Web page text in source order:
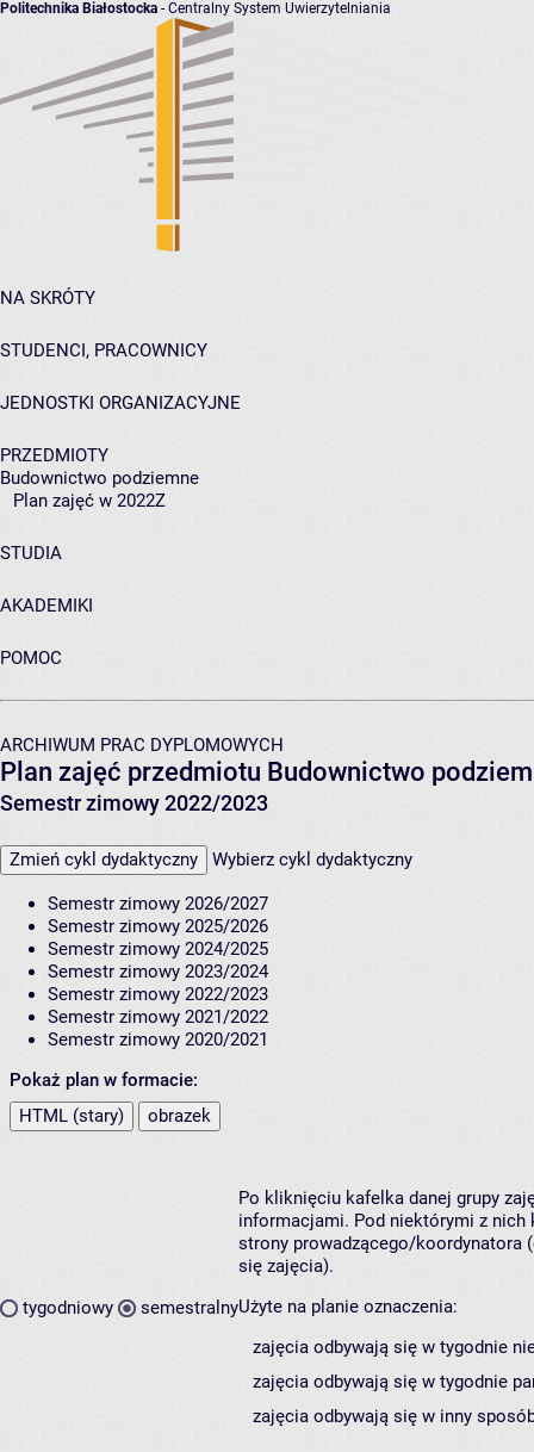
Politechnika Białostocka - Centralny System Uwierzytelniania
NA SKRÓTY
STUDENCI, PRACOWNICY
JEDNOSTKI ORGANIZACYJNE
PRZEDMIOTY
Budownictwo podziemne
Plan zajęć w 2022Z
STUDIA
AKADEMIKI
POMOC
ARCHIWUM PRAC DYPLOMOWYCH
Plan zajęć przedmiotu Budownictwo
Semestr zimowy 2022/2023
Zmień cykl dydaktyczny Wybierz cykl dydaktyczny
Semestr zimowy 2026/2027
Semestr zimowy 2025/2026
Semestr zimowy 2024/2025
Semestr zimowy 2023/2024
Semestr zimowy 2022/2023
Semestr zimowy 2021/2022
Semestr zimowy 2020/2021
Pokaż plan w formacie:
HTML (stary)
obrazek
tygodniowy semestralny
Po kliknięciu kafelka danej grupy
informacjami. Pod niektórymi z nich
strony prowadzącego/koordynatora
się zajęcia).
Użyte na planie oznaczenia:
zajęcia odbywają się w tygodnie
zajęcia odbywają się w tygodnie
zajęcia odbywają się w inny